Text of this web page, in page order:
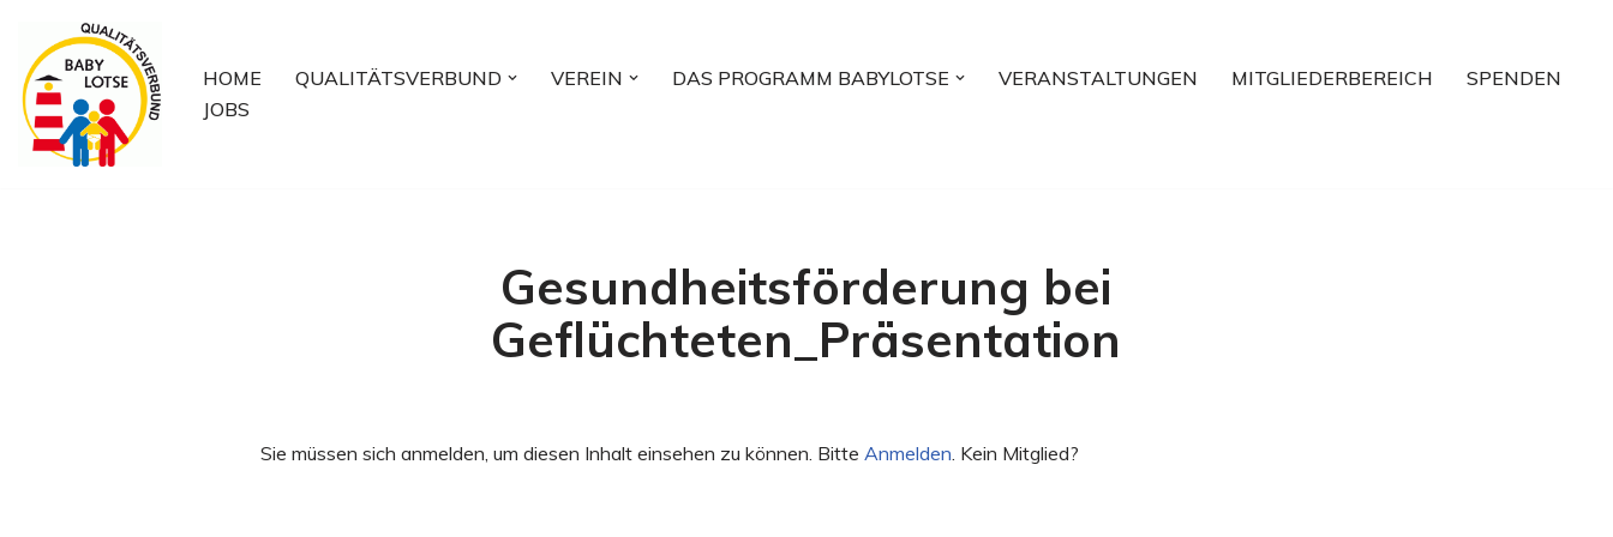
Zum
Inhalt
springen
HOME QUALITÄTSVERBUND VEREIN DAS PROGRAMM BABYLOTSE VERANSTALTUNGEN MITGLIEDERBEREICH
SPENDEN
JOBS
Gesundheitsförderung bei
Geflüchteten_Präsentation
Sie müssen sich anmelden, um diesen Inhalt einsehen zu können. Bitte Anmelden . Kein Mitglied?